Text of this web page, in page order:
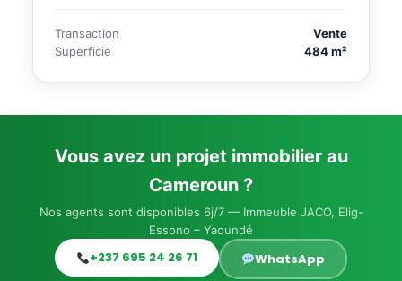
Transaction
Vente
Superficie
484 m²
Vous avez un projet immobilier au
Cameroun ?
Nos agents sont disponibles 6j/7 — Immeuble JACO, Elig-
Essono – Yaoundé
+237 695 24 26 71 WhatsApp